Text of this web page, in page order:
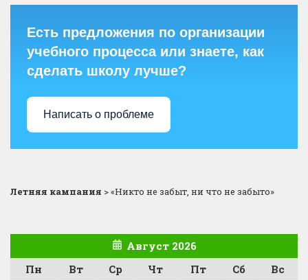
Есть предложения по организации
учебного процесса или знаете, как
сделать школу лучше?
Написать о проблеме
Летняя кампания >«Никто не забыт, ни что не забыто»
Август 2026
Пн
Вт Ср Чт Пт Сб
Вс